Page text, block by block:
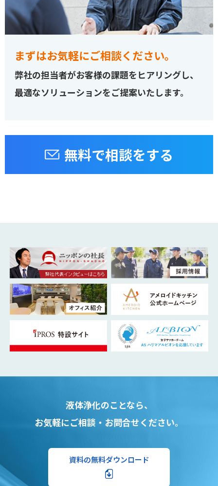
まずはお気軽にご相談ください。
弊社の担当者がお客様の課題をヒアリングし、
最適なソリューションをご提案いたします。
無料で相談をする
液体浄化のことなら、
お気軽にご相談・お問合せください。
資料の無料ダウンロード